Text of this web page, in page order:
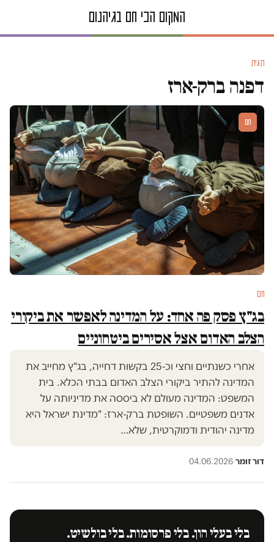
תגית
דפנה ברק-ארז
חם
חם
בג"ץ פסק פה אחד: על המדינה לאפשר את ביקורי
הצלב האדום אצל אסירים ביטחוניים
אחרי כשנתיים וחצי וכ-25 בקשות דחייה, בג"ץ מחייב את
המדינה להתיר ביקורי הצלב האדום בבתי הכלא. בית
המשפט: המדינה מעולם לא ביססה את מדיניותה על
אדנים משפטיים. השופטת ברק-ארז: "מדינת ישראל היא
מדינה יהודית ודמוקרטית, שלא…
דור זומר·
04.06.2026
בלי בעלי הון. בלי פרסומות. בלי בולשיט.